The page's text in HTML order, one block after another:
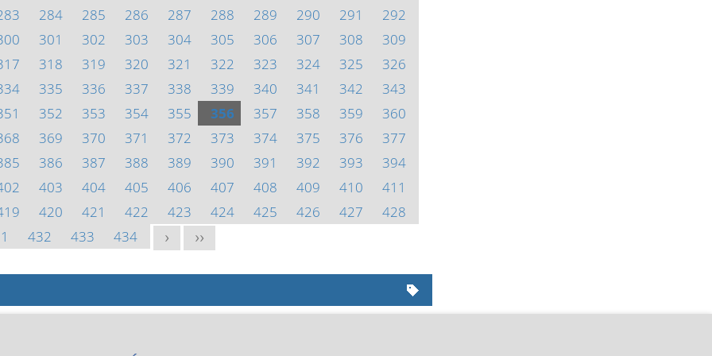
284 285 286 287 288 289 290 291
292
301 302 303 304 305 306 307 308
309
318 319 320 321 322 323 324 325
326
335 336 337 338 339 340 341 342
343
352 353 354 355 356 357 358 359
360
369 370 371 372 373 374 375 376
377
386 387 388 389 390 391 392 393
394
403 404 405 406 407 408 409 410
411
420 421 422 423 424 425 426 427
428
432 433 434 > >>